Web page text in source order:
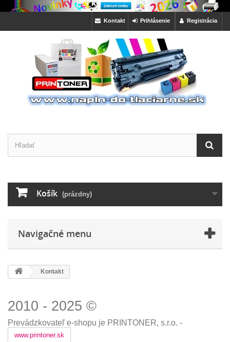
Registrácia
Prihlásenie
Kontakt
Košík (prázdny)
Navigačné menu
Kontakt
2010 - 2025 ©
Prevádzkovateľ e-shopu je PRINTONER, s.r.o. -
www.printoner.sk